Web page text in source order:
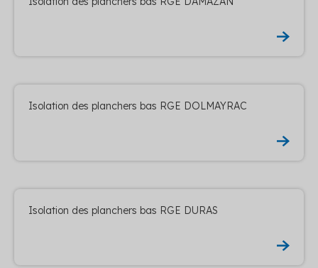
Isolation des planchers bas RGE DOLMAYRAC
Isolation des planchers bas RGE DURAS